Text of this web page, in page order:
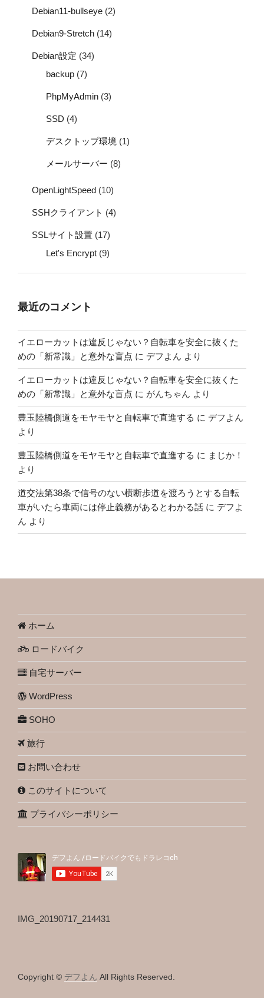
Debian11-bullseye (2)
Debian9-Stretch (14)
Debian設定 (34)
backup (7)
PhpMyAdmin (3)
SSD (4)
デスクトップ環境 (1)
メールサーバー (8)
OpenLightSpeed (10)
SSHクライアント (4)
SSLサイト設置 (17)
Let's Encrypt (9)
最近のコメント
イエローカットは違反じゃない？自転車を安全に抜くた
めの「新常識」と意外な盲点 に デフよん より
イエローカットは違反じゃない？自転車を安全に抜くた
めの「新常識」と意外な盲点 に がんちゃん より
豊玉陸橋側道をモヤモヤと自転車で直進する に デフよん
より
豊玉陸橋側道をモヤモヤと自転車で直進する に まじか！
より
道交法第38条で信号のない横断歩道を渡ろうとする自転
車がいたら車両には停止義務があるとわかる話 に デフよ
ん より
ホーム
ロードバイク
自宅サーバー
WordPress
SOHO
旅行
お問い合わせ
このサイトについて
プライバシーポリシー
IMG_20190717_214431
Copyright © デフよん All Rights Reserved.